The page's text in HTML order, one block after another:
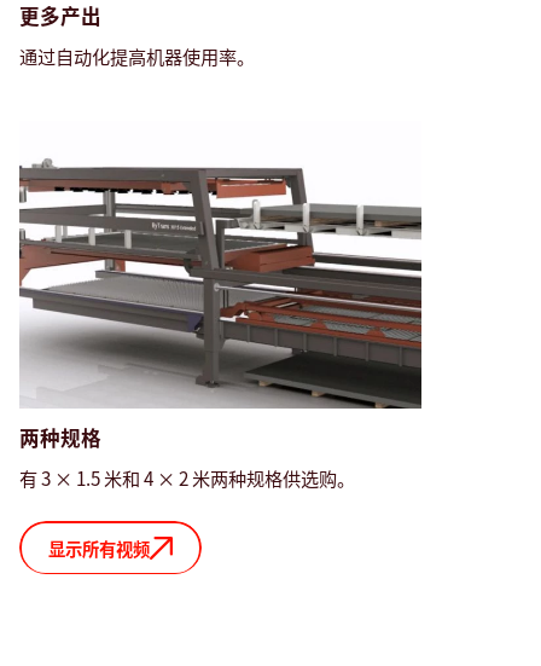
更多产出
通过自动化提高机器使用率。
两种规格
有 3 × 1.5 米和 4 × 2 米两种规格供选购。
显示所有视频